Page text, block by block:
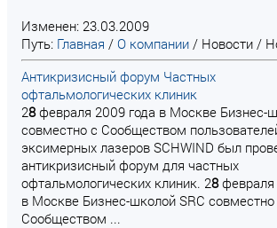
Изменен: 23.03.2009
Путь: Главная / О компании / Новости /
Антикризисный форум Частных
офтальмологических клиник
28февраля 2009 года в Москве Бизнес-
совместно с Сообществом
эксимерных лазеров SCHWIND был
антикризисный форум для частных
офтальмологических клиник. 28февраля
в Москве Бизнес-школой SRC совместно
Сообществом ...